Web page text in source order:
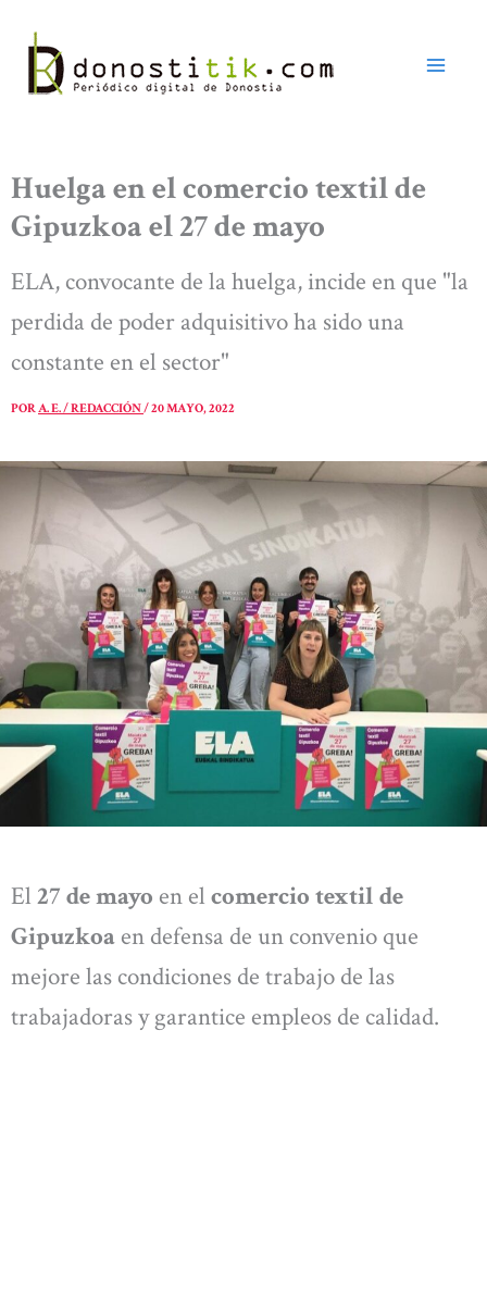
contenido
Huelga en el comercio textil de
Gipuzkoa el 27 de mayo
ELA, convocante de la huelga, incide en que "la
perdida de poder adquisitivo ha sido una
constante en el sector"
PORA. E. / REDACCIÓN/20 MAYO, 2022
El 27 de mayo en el comercio textil de
Gipuzkoa en defensa de un convenio que
mejore las condiciones de trabajo de las
trabajadoras y garantice empleos de calidad.